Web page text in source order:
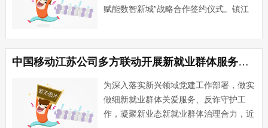
赋能数智新城”战略合作签约仪式。镇江
国移动江苏公司党委委员、副总经理郑明
出席活动并致辞。经开区党政办公室、经
济发展局、科学技术···...
中国移动江苏公司多方联动开展新就业群体服务活动
为深入落实新兴领域党建工作部署，做实
做细新就业群体关爱服务、反诈守护工
作，凝聚新业态新就业群体治理合力，近